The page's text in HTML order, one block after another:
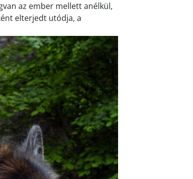
az ember mellett anélkül,
elterjedt utódja, a